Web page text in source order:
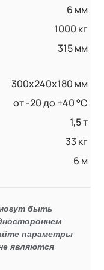
6 мм
1000 кг
315 мм
300x240x180 мм
от -20 до +40 °С
1,5 т
33 кг
6 м
быть
параметры
являются